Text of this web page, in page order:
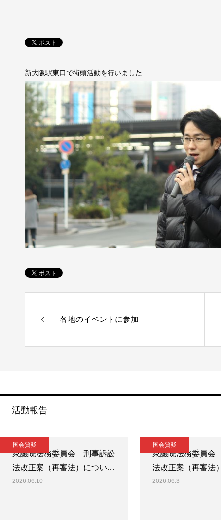
新大阪駅東口で街頭活動を行いました
各地のイベントに参加
活動報告
国会質疑
衆議院法務委員会 刑事訴訟
法改正案（再審法）につい…
2026.06.10
国会質疑
衆議院法務委員
法改正案（再審法
2026.06.3